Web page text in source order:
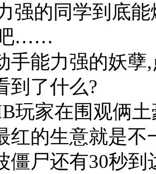
强的同学到底
……
手能力强的妖孽
到了什么?
玩家在围观俩
红的生意就是不
僵尸还有30秒到